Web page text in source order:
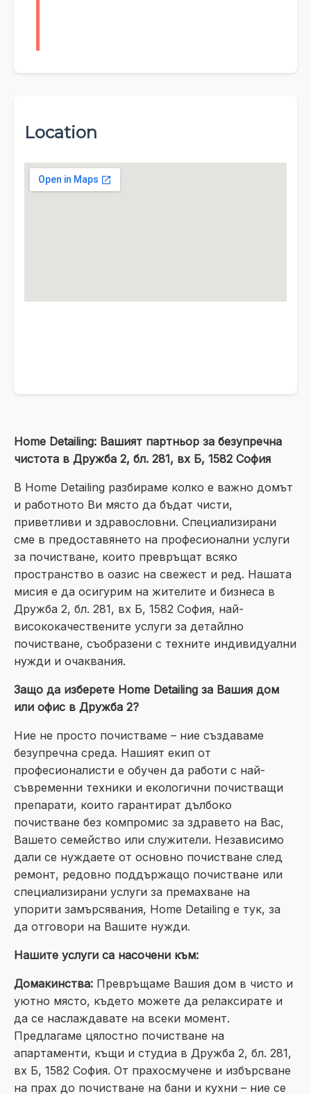
Location
Home Detailing: Вашият партньор за безупречна
чистота в Дружба 2, бл. 281, вх Б, 1582 София
В Home Detailing разбираме колко е важно домът
и работното Ви място да бъдат чисти,
приветливи и здравословни. Специализирани
сме в предоставянето на професионални услуги
за почистване, които превръщат всяко
пространство в оазис на свежест и ред. Нашата
мисия е да осигурим на жителите и бизнеса в
Дружба 2, бл. 281, вх Б, 1582 София, най-
висококачествените услуги за детайлно
почистване, съобразени с техните индивидуални
нужди и очаквания.
Защо да изберете Home Detailing за Вашия дом
или офис в Дружба 2?
Ние не просто почистваме – ние създаваме
безупречна среда. Нашият екип от
професионалисти е обучен да работи с най-
съвременни техники и екологични почистващи
препарати, които гарантират дълбоко
почистване без компромис за здравето на Вас,
Вашето семейство или служители. Независимо
дали се нуждаете от основно почистване след
ремонт, редовно поддържащо почистване или
специализирани услуги за премахване на
упорити замърсявания, Home Detailing е тук, за
да отговори на Вашите нужди.
Нашите услуги са насочени към:
Домакинства: Превръщаме Вашия дом в чисто и
уютно място, където можете да релаксирате и
да се наслаждавате на всеки момент.
Предлагаме цялостно почистване на
апартаменти, къщи и студиа в Дружба 2, бл. 281,
вх Б, 1582 София. От прахосмучене и избърсване
на прах до почистване на бани и кухни – ние се